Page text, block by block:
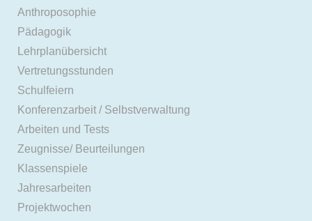
Anthroposophie
Pädagogik
Lehrplanübersicht
Vertretungsstunden
Schulfeiern
Konferenzarbeit / Selbstverwaltung
Arbeiten und Tests
Zeugnisse/ Beurteilungen
Klassenspiele
Jahresarbeiten
Projektwochen